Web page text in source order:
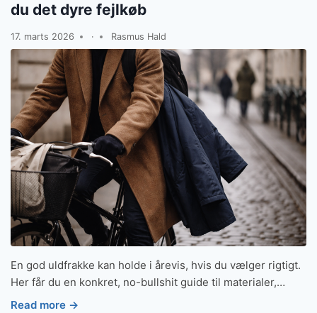
du det dyre fejlkøb
17. marts 2026 · Rasmus Hald
En god uldfrakke kan holde i årevis, hvis du vælger rigtigt.
Her får du en konkret, no-bullshit guide til materialer,…
Read more →